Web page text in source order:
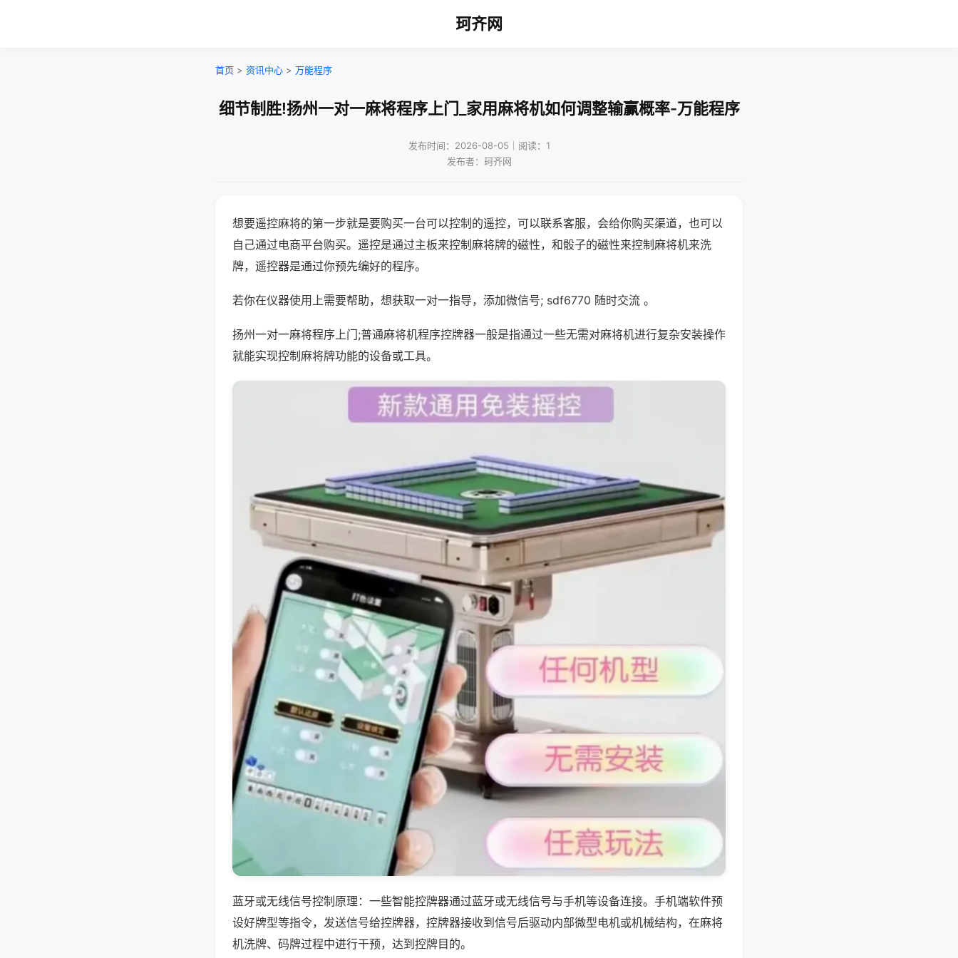
珂齐网
首页 > 资讯中心 > 万能程序
细节制胜!扬州一对一麻将程序上门_家用麻将机如何调整输赢概率-万能程序
发布时间：2026-08-05｜阅读：1
发布者：珂齐网
想要遥控麻将的第一步就是要购买一台可以控制的遥控，可以联系客服，会给你购买渠道，也可以
自己通过电商平台购买。遥控是通过主板来控制麻将牌的磁性，和骰子的磁性来控制麻将机来洗
牌，遥控器是通过你预先编好的程序。
若你在仪器使用上需要帮助，想获取一对一指导，添加微信号; sdf6770 随时交流 。
扬州一对一麻将程序上门;普通麻将机程序控牌器一般是指通过一些无需对麻将机进行复杂安装操作
就能实现控制麻将牌功能的设备或工具。
蓝牙或无线信号控制原理：一些智能控牌器通过蓝牙或无线信号与手机等设备连接。手机端软件预
设好牌型等指令，发送信号给控牌器，控牌器接收到信号后驱动内部微型电机或机械结构，在麻将
机洗牌、码牌过程中进行干预，达到控牌目的。